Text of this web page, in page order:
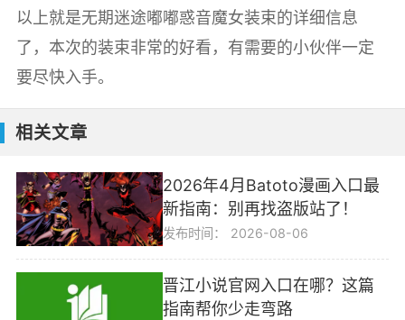
以上就是无期迷途嘟嘟惑音魔女装束的详细信息
了，本次的装束非常的好看，有需要的小伙伴一定
要尽快入手。
相关文章
2026年4月Batoto漫画入口最
新指南：别再找盗版站了！
发布时间： 2026-08-06
晋江小说官网入口在哪？这篇
指南帮你少走弯路